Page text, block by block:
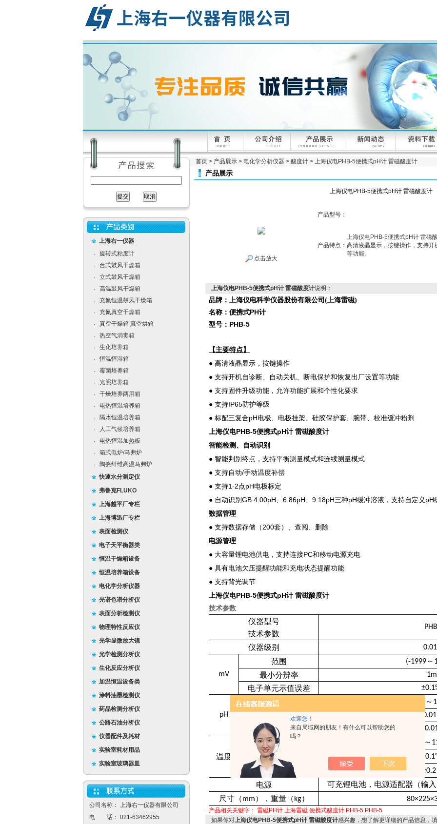
欢迎您！
来自局域网的朋友！有什么可以帮助您的
吗？
上海右一仪器
·
旋转式粘度计
·
台式鼓风干燥箱
·
立式鼓风干燥箱
·
高温鼓风干燥箱
·
充氮恒温鼓风干燥箱
·
充氮真空干燥箱
·
真空干燥箱 真空烘箱
·
热空气消毒箱
·
生化培养箱
·
恒温恒湿箱
·
霉菌培养箱
·
光照培养箱
·
干燥培养两用箱
·
电热恒温培养箱
·
隔水恒温培养箱
·
人工气候培养箱
·
电热恒温加热板
·
箱式电炉/马弗炉
·
陶瓷纤维高温马弗炉
快速水分测定仪
弗鲁克FLUKO
上海越平厂专栏
上海博迅厂专栏
表面检测仪
电子天平衡器类
恒温干燥箱设备
恒温培养箱设备
电化学分析仪器
光谱色谱分析仪
表面分析检测仪
物理特性反应仪
光学显微放大镜
光学检测分析仪
生化反应分析仪
加温恒温设备类
涂料油墨检测仪
药品检测分析仪
公路石油分析仪
仪器配件及耗材
实验室耗材用品
实验室玻璃器皿
公司名称： 上海右一仪器有限公司
电 话： 021-63462955
首页 > 产品展示 > 电化学分析仪器 > 酸度计 > 上海仪电PHB-5便携式pH计 雷磁酸度计
产品展示
上海仪电PHB-5便携式pH计 雷磁酸度计
点击放大
产品型号：
产品特点：
上海仪电PHB-5便携式pH计 雷磁
高清液晶显示，按键操作，支持
等功能。
上海仪电PHB-5便携式pH计 雷磁酸度计说明：
品牌：上海仪电科学仪器股份有限公司(上海雷磁)
名称： 便携式PH计
型号： PHB-5
【主要特点】
● 高清液晶显示，按键操作
● 支持开机自诊断、自动关机、断电保护和恢复出厂设置等功能
● 支持固件升级功能，允许功能扩展和个性化要求
● 支持IP65防护等级
● 标配三复合pH电极、电极挂架、硅胶保护套、腕带、校准缓冲粉剂
上海仪电PHB-5便携式pH计 雷磁酸度计
智能检测、自动识别
● 智能判别终点，支持平衡测量模式和连续测量模式
● 支持自动/手动温度补偿
● 支持1-2点pH电极标定
● 自动识别GB 4.00pH、 6.86pH 9.18pH三种pH缓冲溶液，支持自定义pH
数据管理
● 支持数据存储（200套）、查阅、删除
电源管理
● 大容量锂电池供电，支持连接PC和移动电源充电
● 具有电池欠压提醒功能和充电状态提醒功能
● 支持背光调节
上海仪电PHB-5便携式pH计 雷磁酸度计
技术参数
仪器型号
技术参数
仪器级别 0.01
mV
范围 (-1999～
最小分辨率
电子单元示值误差
pH
范围 ～
最小分辨率
电子单元示值误差
温度
范围 ～
最小分辨率
0.1
电子单元示值误差
±0.2
电源
可充锂电池，电源适配器（输入
尺寸（mm），重量（ kg）
产品相关关键字： 雷磁PH计 上海雷磁 便携式酸度计 PHB-5 PHB-5
如果你对上海仪电PHB-5便携式pH计 雷磁酸度计感兴趣，想了解更详细的产品信息，